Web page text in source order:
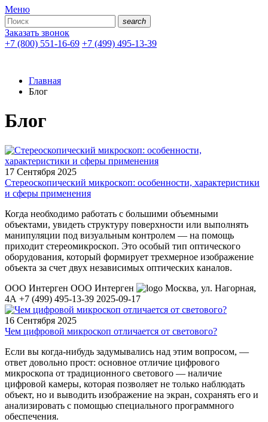
Меню
search
Заказать звонок
+7 (800) 551-16-69 +7 (499) 495-13-39
Главная
Блог
Блог
17 Сентября 2025
Стереоскопический микроскоп: особенности, характеристики
и сферы применения
Когда необходимо работать с большими объемными
объектами, увидеть структуру поверхности или выполнять
манипуляции под визуальным контролем — на помощь
приходит стереомикроскоп. Это особый тип оптического
оборудования, который формирует трехмерное изображение
объекта за счет двух независимых оптических каналов.
ООО Интерген ООО Интерген Москва, ул. Нагорная,
4А +7 (499) 495-13-39 2025-09-17
16 Сентября 2025
Чем цифровой микроскоп отличается от светового?
Если вы когда-нибудь задумывались над этим вопросом, —
ответ довольно прост: основное отличие цифрового
микроскопа от традиционного светового — наличие
цифровой камеры, которая позволяет не только наблюдать
объект, но и выводить изображение на экран, сохранять его и
анализировать с помощью специального программного
обеспечения.